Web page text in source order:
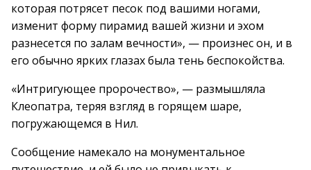
которая потрясет песок под вашими ногами,
изменит форму пирамид вашей жизни и эхом
разнесется по залам вечности», — произнес он, и в
его обычно ярких глазах была тень беспокойства.
«Интригующее пророчество», — размышляла
Клеопатра, теряя взгляд в горящем шаре,
погружающемся в Нил.
Сообщение намекало на монументальное